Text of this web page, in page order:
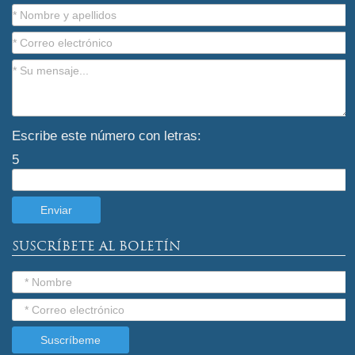
Escribe este número con letras:
5
SUSCRÍBETE AL BOLETÍN